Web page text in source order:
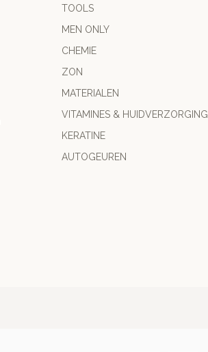
TOOLS
MEN ONLY
CHEMIE
ZON
MATERIALEN
VITAMINES & HUIDVERZORGING
KERATINE
AUTOGEUREN